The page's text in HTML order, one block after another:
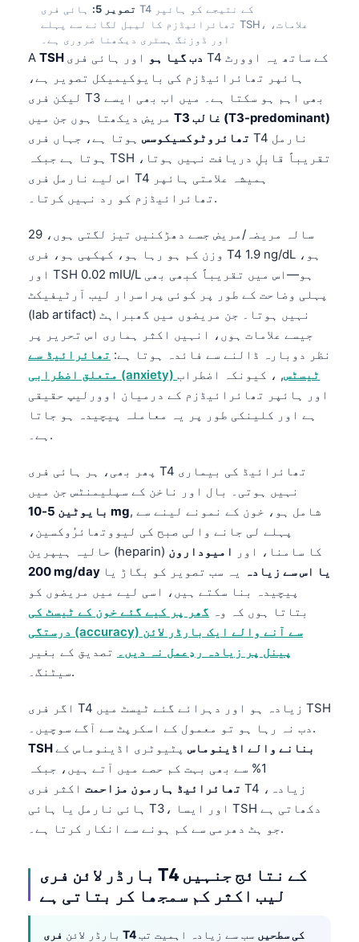
تصویر 5:
ہائی فری T4 کے نتیجے کو ہائپر
تھائرائیڈزم کا لیبل لگانے سے پہلے TSH، علامات،
اور ڈوزنگ ہسٹری دیکھنا ضروری ہے۔
A TSH دب گیا ہو اور ہائی فری T4 کے ساتھ یہ اوورٹ
ہائپر تھائرائیڈزم کی بایوکیمیکل تصویر ہے،
لیکن فری T3 بھی اہم ہو سکتا ہے۔ میں اب بھی ایسے
T3 غالب (T3-predominant)
تھائروٹوکسیکوسس ہوتا ہے، جہاں فری T4 نارمل
ہوتا ہے جبکہ TSH تقریباً قابلِ دریافت نہیں ہوتا،
اس لیے نارمل فری T4 ہمیشہ علامتی ہائپر
تھائرائیڈزم کو رد نہیں کرتا۔.
29 سالہ مریضہ/مریض جسے دھڑکنیں تیز لگتی ہوں،
وزن کم ہو رہا ہو، کپکپی ہو، فری T4 1.9 ng/dL ہو،
اور TSH 0.02 mIU/L ہو—اس میں تقریباً کبھی بھی
پہلی وضاحت کے طور پر کوئی پراسرار لیب آرٹیفیکٹ
(lab artifact) نہیں ہوتا۔ جن مریضوں میں گھبراہٹ
جیسے علامات ہوں، انہیں اکثر ہماری اس تحریر پر
نظر دوبارہ ڈالنے سے فائدہ ہوتا ہے: تھائرائیڈ سے
متعلق اضطرابی (anxiety) ٹیسٹس, ، کیونکہ اضطراب
اور ہائپر تھائرائیڈزم کے درمیان اوورلیپ حقیقی
ہے اور کلینکی طور پر یہ معاملہ پیچیدہ ہو جاتا
ہے۔.
پھر بھی، ہر ہائی فری T4 تھائرائیڈ کی بیماری
نہیں ہوتی۔ بال اور ناخن کے سپلیمنٹس جن میں
بایوٹین 5-10 mg, شامل ہو، خون کے نمونے لینے سے
پہلے لی جانے والی صبح کی لیووتھائرُوکسین،
حالیہ ہیپرین (heparin) کا سامنا، اور
امیودارون
200 mg/day یا اس سے زیادہ
یہ سب تصویر کو بگاڑ یا
پیچیدہ بنا سکتے ہیں، اسی لیے میں مریضوں کو
بتاتا ہوں کہ وہ گھر پر کیے گئے خون کے ٹیسٹ کی
درستگی (accuracy) سے آنے والے ایک بارڈر لائن
پینل پر زیادہ ردِعمل نہ دیں۔ تصدیق کے بغیر
سیٹنگ۔.
اگر فری T4 زیادہ ہو اور دہرائے گئے ٹیسٹ میں TSH
دب نہ رہا ہو تو معمول کے اسکرپٹ سے آگے سوچیں۔.
TSH بنانے والے اڈینوماس پٹیوٹری اڈینوماس کے
1% سے بھی بہت کم حصے میں آتے ہیں، جبکہ
تھائرائیڈ ہارمون مزاحمت اکثر فری T4 زیادہ،
ہائی نارمل یا ہائی T3، اور ایسا TSH دکھاتی ہے
جو ہٹ دھرمی سے کم ہونے سے انکار کرتا ہے۔.
بارڈر لائن فری T4 کے نتائج جنہیں
لیب اکثر کم سمجھا کر بتاتی ہے
بارڈر لائن فری T4 کی سطحیں سب سے زیادہ اہمیت تب
Shqip
বাংলা
मराठी
தமிழ்
ગુજરાતી
ಕನ್ನಡ
മലയാളം
Bahasa Melayu
ไทย
ဗမာစာ
Kiswahili
አማርኛ
Українська
O‘zbekcha
Suomi
Hrvatski
پښتو
سنڌي
සිංහල
Galego
Latviešu valoda
Македонски јазик
Euskara
Gàidhlig
Occitan
العربية المغربية